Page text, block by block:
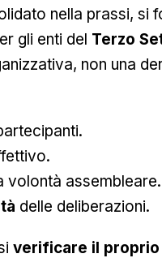
nella prassi, si
gli enti del Terzo
non una
volontà assembleare.
delle deliberazioni.
verificare il